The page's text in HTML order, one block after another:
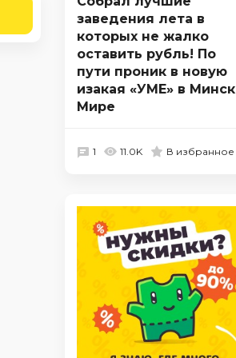
заведения лета в
которых не жалко
оставить рубль! По
пути проник в новую
изакая «УМЕ» в Минск
Мире
1 11.0K В избранное